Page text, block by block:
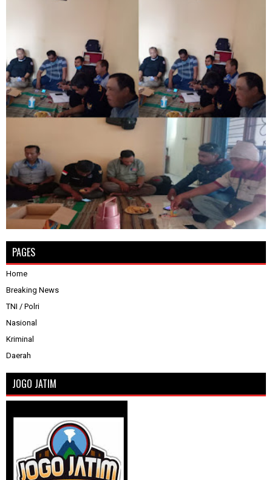
PAGES
Home
Breaking News
TNI / Polri
Nasional
Kriminal
Daerah
JOGO JATIM